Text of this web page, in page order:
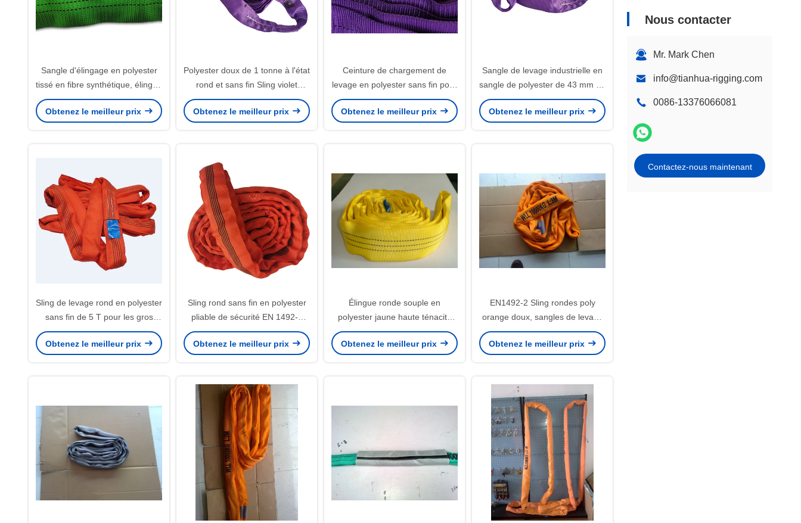
Nous contacter
Mr. Mark Chen
info@tianhua-rigging.com
0086-13376066081
Contactez-nous maintenant
Sangle d'élingage en polyester
tissé en fibre synthétique, élingue
sans fin en polyester
Obtenez le meilleur prix
Polyester doux de 1 tonne à l'état
rond et sans fin Sling violet
Couleur 43 mm Largeur pour le
levage
Obtenez le meilleur prix
Ceinture de chargement de
levage en polyester sans fin pour
l'industrie
Obtenez le meilleur prix
Sangle de levage industrielle en
sangle de polyester de 43 mm de
largeur, haute efficacité
Obtenez le meilleur prix
Sling de levage rond en polyester
sans fin de 5 T pour les gros
objets résistant à l'usure
Obtenez le meilleur prix
Sling rond sans fin en polyester
pliable de sécurité EN 1492-2
5000 kg Sling sans fin rouge
Obtenez le meilleur prix
Élingue ronde souple en
polyester jaune haute ténacité
3T, élingues de levage de
charges
Obtenez le meilleur prix
EN1492-2 Sling rondes poly
orange doux, sangles de levage
de 10 tonnes haute résistance
Obtenez le meilleur prix